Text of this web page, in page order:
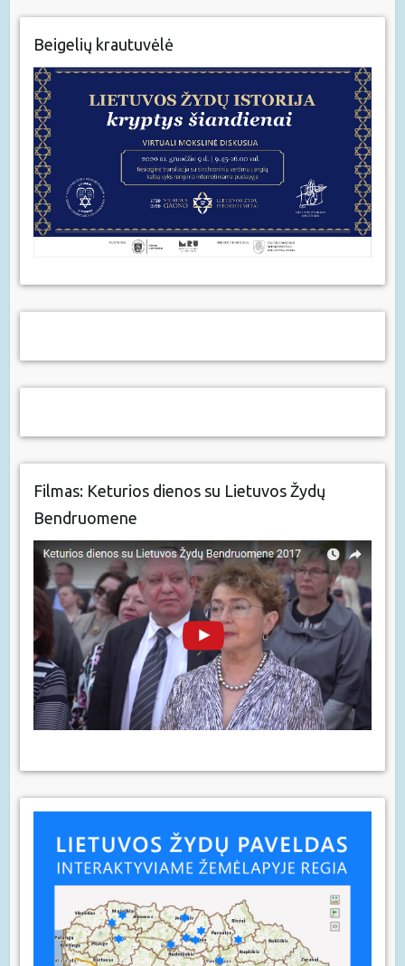
Beigelių krautuvėlė
Filmas: Keturios dienos su Lietuvos Žydų
Bendruomene